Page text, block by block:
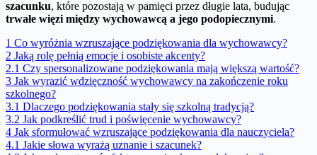
szacunku, które pozostają w pamięci przez długie lata, budując
trwałe więzi między wychowawcą a jego podopiecznymi.
1 Co wyróżnia wzruszające podziękowania dla wychowawcy?
2 Jaką rolę pełnią emocje i osobiste akcenty?
2.1 Czy spersonalizowane podziękowania mają większą wartość?
3 Jak wyrazić wdzięczność wychowawcy na zakończenie roku
szkolnego?
3.1 Dlaczego podziękowania stały się szkolną tradycją?
3.2 Jak podkreślić trud i poświęcenie wychowawcy?
4 Jak sformułować wzruszające podziękowania dla nauczyciela?
4.1 Jakie słowa wyrażą uznanie i szacunek?